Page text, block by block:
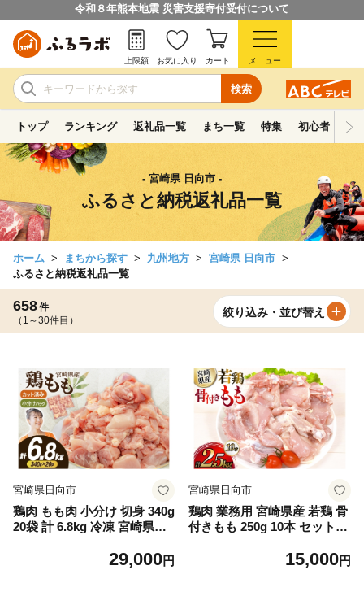
令和８年熊本地震 災害支援寄付受付について
検索
上限額 お気に入り カート メニュー
トップ ランキング 返礼品一覧 まち一覧 特集 初心者ガイド
- 宮崎県 日向市 -
ふるさと納税返礼品一覧
ホーム まちから探す 九州地方
宮崎県 日向市
ふるさと納税返礼品一覧
658件
（1～30件目）
絞り込み・並び替え
宮崎県日向市
鶏肉 もも肉 小分け 切身 340g
20袋 計 6.8kg 冷凍 宮崎県産
2061696] とり肉 鳥肉 鶏もも
29,000円
宮崎県日向市
鶏肉 業務用 宮崎県産 若鶏 骨
付きもも 250g 10本 セット [T
341] 小分け 冷凍 骨付きもも
15,000円